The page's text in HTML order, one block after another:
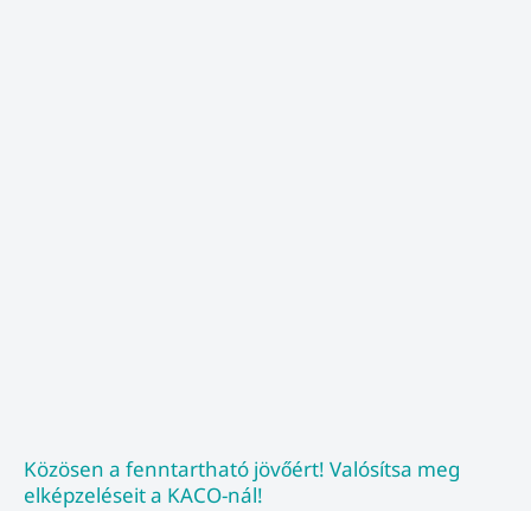
Közösen a fenntartható jövőért! Valósítsa meg
elképzeléseit a KACO-nál!